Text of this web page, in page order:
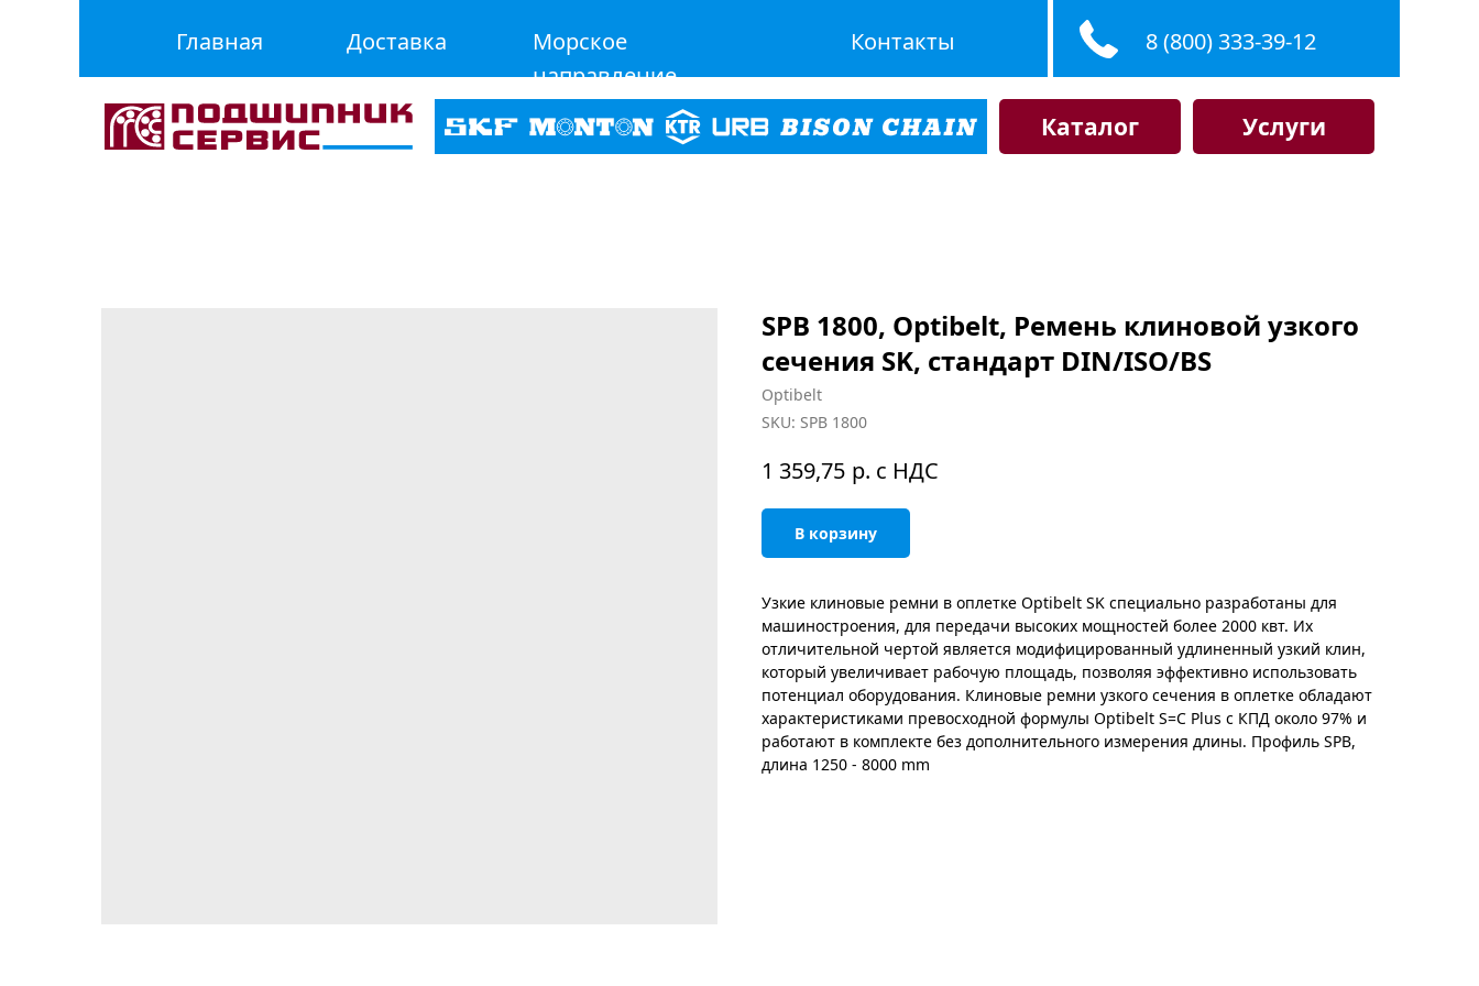
Главная Доставка
Морское
направление
Контакты 8 (800) 333-39-12
Каталог Услуги
SPB 1800, Optibelt, Ремень клиновой узкого
сечения SK, стандарт DIN/ISO/BS
Optibelt
SKU: SPB 1800
1 359,75 р. с НДС
В корзину
Узкие клиновые ремни в оплетке Optibelt SK специально разработаны для
машиностроения, для передачи высоких мощностей более 2000 квт. Их
отличительной чертой является модифицированный удлиненный узкий клин,
который увеличивает рабочую площадь, позволяя эффективно использовать
потенциал оборудования. Клиновые ремни узкого сечения в оплетке обладают
характеристиками превосходной формулы Optibelt S=C Plus с КПД около 97% и
работают в комплекте без дополнительного измерения длины. Профиль SPB,
длина 1250 - 8000 mm